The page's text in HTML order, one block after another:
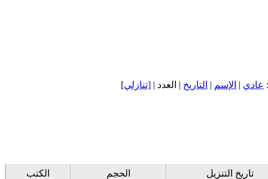
عادي | الإسم | التاريخ | العدد | [تنازلي]
تاريخ التنزيل الحجم الكتب